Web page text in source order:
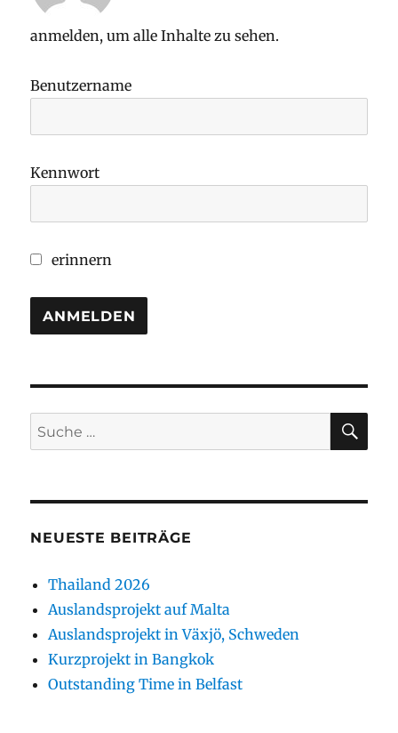
anmelden, um alle Inhalte zu sehen.
Benutzername
Kennwort
erinnern
Suche
nach:
NEUESTE BEITRÄGE
Thailand 2026
Auslandsprojekt auf Malta
Auslandsprojekt in Växjö, Schweden
Kurzprojekt in Bangkok
Outstanding Time in Belfast